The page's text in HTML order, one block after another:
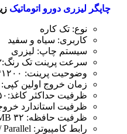
چاپگر لیزری دورو اتوماتیک
نوع: تک کاره
کاربری: سیاه و سفید
سیستم چاپ: لیزری
سرعت پرینت تک رنگ:۳۳برگ در دقیقه
وضوحیت پرینت: ۱۲۰۰*۱۲۰۰ DPI
زمان خروج اولین کپی: ۸٫۵ ثانیه
ظرفیت حداکثر کاغذ:۵۵۰ برگ
ظرفیت استاندارد خروجی:
ظرفیت حافظه: ۳۲ MB
رابط کامپیوتر: USB 2.0 / Parallel